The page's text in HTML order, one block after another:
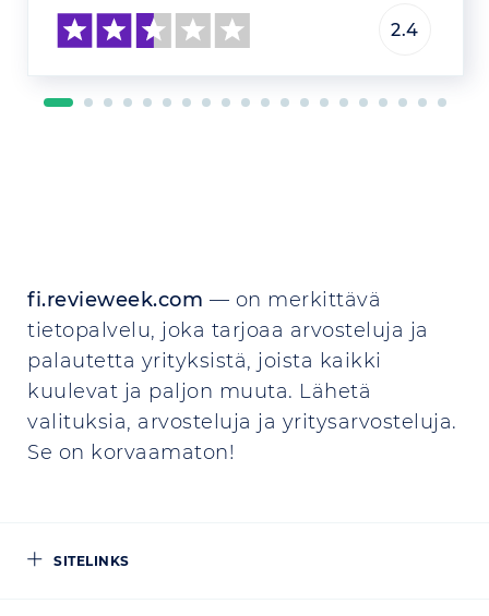
2.4
fi.revieweek.com — on merkittävä
tietopalvelu, joka tarjoaa arvosteluja ja
palautetta yrityksistä, joista kaikki
kuulevat ja paljon muuta. Lähetä
valituksia, arvosteluja ja yritysarvosteluja.
Se on korvaamaton!
SITELINKS